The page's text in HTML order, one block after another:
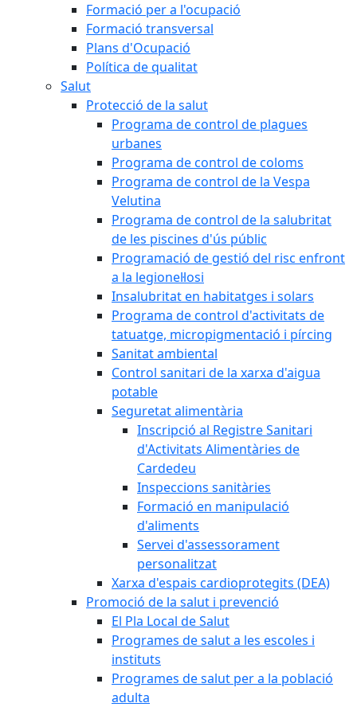
Formació per a l'ocupació
Formació transversal
Plans d'Ocupació
Política de qualitat
Salut
Protecció de la salut
Programa de control de plagues
urbanes
Programa de control de coloms
Programa de control de la Vespa
Velutina
Programa de control de la salubritat
de les piscines d'ús públic
Programació de gestió del risc enfront
a la legionel·losi
Insalubritat en habitatges i solars
Programa de control d'activitats de
tatuatge, micropigmentació i pírcing
Sanitat ambiental
Control sanitari de la xarxa d'aigua
potable
Seguretat alimentària
Inscripció al Registre Sanitari
d'Activitats Alimentàries de
Cardedeu
Inspeccions sanitàries
Formació en manipulació
d'aliments
Servei d'assessorament
personalitzat
Xarxa d'espais cardioprotegits (DEA)
Promoció de la salut i prevenció
El Pla Local de Salut
Programes de salut a les escoles i
instituts
Programes de salut per a la població
adulta